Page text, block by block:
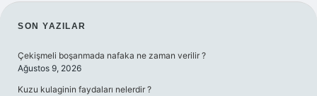
SIDEBAR
SON YAZILAR
Çekişmeli boşanmada nafaka ne zaman verilir ?
Ağustos 9, 2026
Kuzu kulaginin faydaları nelerdir ?